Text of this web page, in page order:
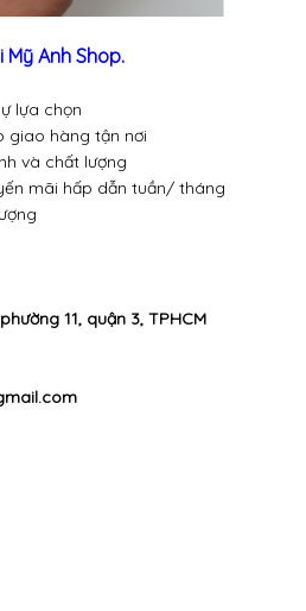
Mỹ Anh Shop.
lựa chọn
giao hàng tận nơi
và chất lượng
mãi hấp dẫn tuần/ tháng
11, quận 3, TPHCM